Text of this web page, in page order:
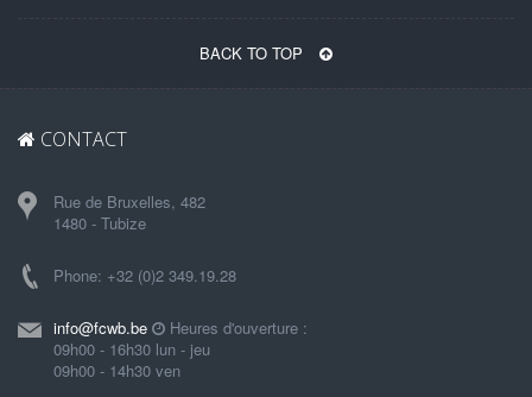
BACK TO TOP
CONTACT
Rue de Bruxelles, 482
1480 - Tubize
Phone: +32 (0)2 349.19.28
info@fcwb.be
Heures d'ouverture :
09h00 - 16h30 lun - jeu
09h00 - 14h30 ven